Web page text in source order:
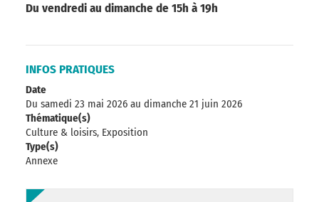
Du vendredi au dimanche de 15h à 19h
INFOS PRATIQUES
Date
Du samedi 23 mai 2026 au dimanche 21 juin 2026
Thématique(s)
Culture & loisirs, Exposition
Type(s)
Annexe